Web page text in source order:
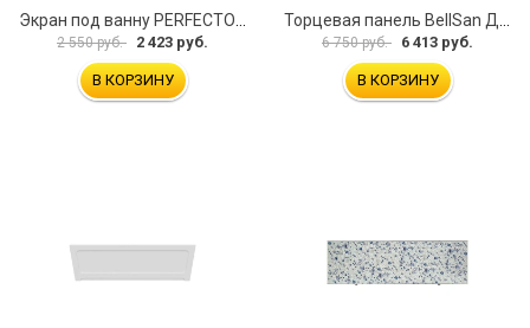
Экран под ванну PERFECTO LINEA 36-000157
2 550 руб. 2 423 руб.
В КОРЗИНУ
Торцевая панель BellSan Даниелла 4627171531049
6 750 руб. 6 413 руб.
В КОРЗИНУ